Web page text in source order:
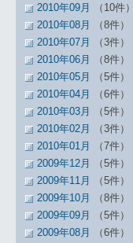
2010年09月
（10件）
2010年08月
（8件）
2010年07月
（3件）
2010年06月
（8件）
2010年05月
（5件）
2010年04月
（6件）
2010年03月
（5件）
2010年02月
（3件）
2010年01月
（7件）
2009年12月
（5件）
2009年11月
（5件）
2009年10月
（8件）
2009年09月
（5件）
2009年08月
（6件）